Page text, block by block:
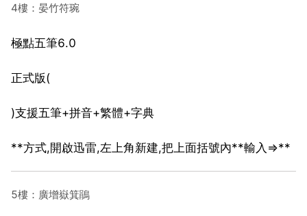
4樓：晏竹符琬
極點五筆6.0
正式版(
)支援五筆+拼音+繁體+字典
**方式,開啟迅雷,左上角新建,把上面括號內**輸入=>**
5樓：廣增嶽箕鵑